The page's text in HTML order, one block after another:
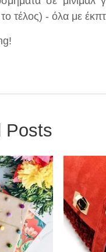
το τέλος) - όλα με
Posts